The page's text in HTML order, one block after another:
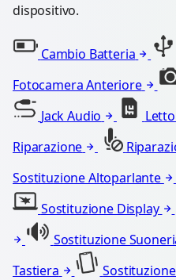
dispositivo.
Cambio Batteria
Fotocamera Anteriore
Jack Audio
Riparazione
Sostituzione Altoparlante
Sostituzione Display
Sostituzione
Tastiera